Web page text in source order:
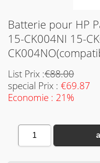
Batterie pour HP
15-CK004NI 15-
List Prix :€88.00
special Prix : €69.87
Economie : 21%
1